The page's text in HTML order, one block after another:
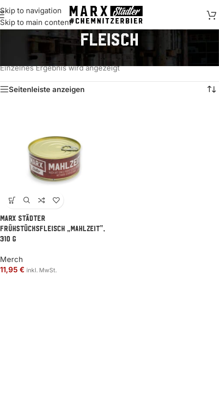
springen
Skip to navigation
Skip to main content
Fleisch
Produkte verschlagwortet mit „Fleisch“
Einzelnes Ergebnis wird angezeigt
Seitenleiste anzeigen
MARX Städter
Frühstücksfleisch „Mahlzeit“,
310 g
Merch
11,95 € inkl. MwSt.